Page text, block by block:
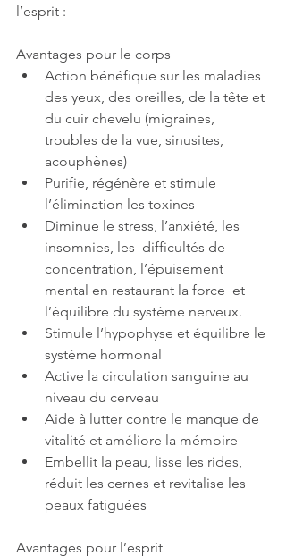
l’esprit :
Avantages pour le corps
Action bénéfique sur les maladies
des yeux, des oreilles, de la tête et
du cuir chevelu (migraines,
troubles de la vue, sinusites,
acouphènes)
Purifie, régénère et stimule
l’élimination les toxines
Diminue le stress, l’anxiété, les
insomnies, les  difficultés de
concentration, l’épuisement
mental en restaurant la force  et
l’équilibre du système nerveux.
Stimule l’hypophyse et équilibre le
système hormonal
Active la circulation sanguine au
niveau du cerveau
Aide à lutter contre le manque de
vitalité et améliore la mémoire
Embellit la peau, lisse les rides,
réduit les cernes et revitalise les
peaux fatiguées
Avantages pour l’esprit